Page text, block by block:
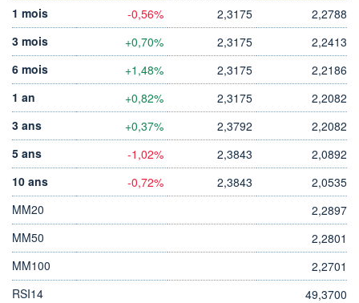
1 mois
-0,56% 2,3175
2,2788
3 mois
+0,70% 2,3175
2,2413
6 mois
+1,48% 2,3175
2,2186
1 an
+0,82% 2,3175
2,2082
3 ans
+0,37% 2,3792
2,2082
5 ans
-1,02% 2,3843
2,0892
10 ans
-0,72% 2,3843
2,0535
MM20
2,2897
MM50
2,2801
MM100
2,2701
RSI14
49,3700